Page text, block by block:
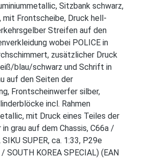
Sitzbank schwarz,
mit Frontscheibe, Druck hell-
Streifen auf den
wobei POLICE in
zusätzlicher Druck
blau/schwarz und Schrift in
auf den Seiten der
Frontscheinwerfer silber,
incl. Rahmen
mit Druck eines Teiles der
in grau auf dem Chassis, C66a /
SUPER, ca. 1:33, P29e
SOUTH KOREA SPECIAL) (EAN